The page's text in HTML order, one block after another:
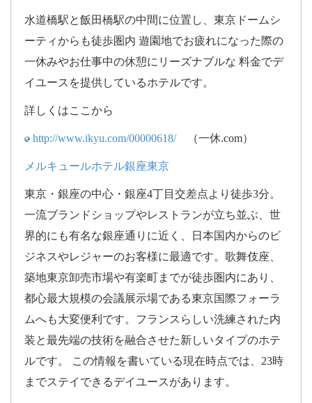
水道橋駅と飯田橋駅の中間に位置し、東京ドームシ
ーティからも徒歩圏内 遊園地でお疲れになった際の
一休みやお仕事中の休憩にリーズナブルな 料金でデ
イユースを提供しているホテルです。
詳しくはここから
http://www.ikyu.com/00000618/（一休.com）
メルキュールホテル銀座東京
東京・銀座の中心・銀座4丁目交差点より徒歩3分。
一流ブランドショップやレストランが立ち並ぶ、世
界的にも有名な銀座通りに近く、日本国内からのビ
ジネスやレジャーのお客様に最適です。歌舞伎座、
築地東京卸売市場や有楽町までが徒歩圏内にあり、
都心最大規模の会議展示場である東京国際フォーラ
ムへも大変便利です。フランスらしい洗練された内
装と最先端の技術を融合させた新しいタイプのホテ
ルです。 この情報を書いている現在時点では、23時
までステイできるデイユースがあります。